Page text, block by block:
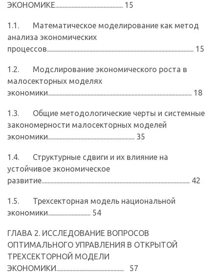
ЭКОНОМИКЕ.............................................. 15
1.1. Математическое моделирование как метод
анализа экономических
процессов.................................................................................................... 15
1.2. Модслирование экономического роста в
малосекторных моделях
экономики.................................................................................................. 18
1.3. Общие методологические черты и системные
закономерности малосекторных моделей
экономики........................................................... 35
1.4. Структурные сдвиги и их влияние на
устойчивое экономическое
развитие..................................................................................................... 42
1.5. Трехсекторная модель национальной
экономики............................. 54
ГЛАВА 2. ИССЛЕДОВАНИЕ ВОПРОСОВ
ОПТИМАЛЬНОГО УПРАВЛЕНИЯ В ОТКРЫТОЙ
ТРЕХСЕКТОРНОЙ МОДЕЛИ
ЭКОНОМИКИ.............................................. 57